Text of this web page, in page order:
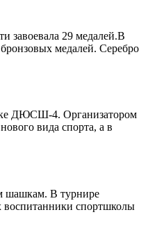
завоевала 29 медалей.В
медалей. Серебро
ДЮСШ-4. Организатором
вида спорта, а в
шашкам. В турнире
воспитанники спортшколы